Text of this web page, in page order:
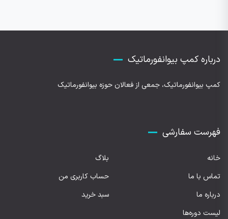
درباره کمپ بیوانفورماتیک
کمپ بیوانفورماتیک، جمعی از فعالان حوزه بیوانفورماتیک
فهرست سفارشی
خانه
بلاگ
تماس با ما
حساب کاربری من
درباره ما
سبد خرید
لیست دوره‌ها